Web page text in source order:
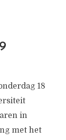
18
in
met het